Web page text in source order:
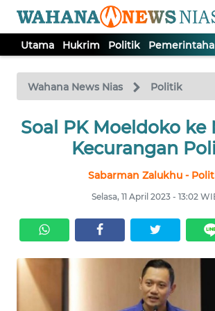
Utama Hukrim Politik
Wahana News Nias Politik
Soal PK Moeldoko ke
Kecurangan
Sabarman Zalukhu -
Selasa, 11 April 2023 - 13:02
TV
Tutup
UTAMA
PEMERINTAHAN
KHAS